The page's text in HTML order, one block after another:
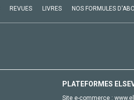
REVUES LIVRES NOS FORMULES
PLATEFORMES
Site e-commerce :